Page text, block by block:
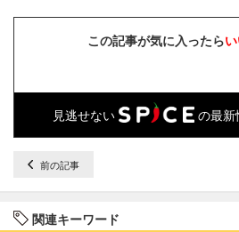
この記事が気に入ったら
見逃せない の最新
前の記事
関連キーワード